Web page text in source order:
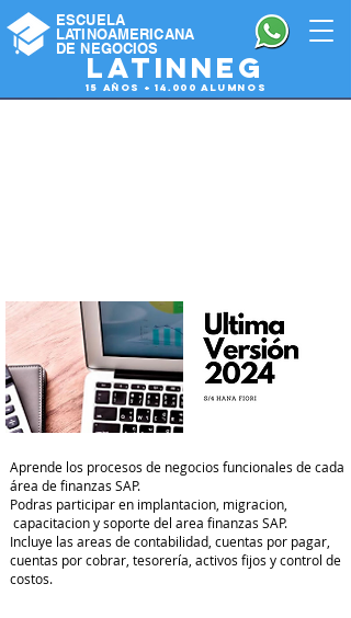
latinneg
ESCUELA
LATINOAMERICANA
DE NEGOCIOS
15 años + 14.000 alumnos
Aprende los procesos de negocios funcionales de cada
área de finanzas SAP.
Podras participar en implantacion, migracion,
capacitacion y soporte del area finanzas SAP.
Incluye las areas de contabilidad, cuentas por pagar,
cuentas por cobrar, tesorería, activos fijos y control de
costos.